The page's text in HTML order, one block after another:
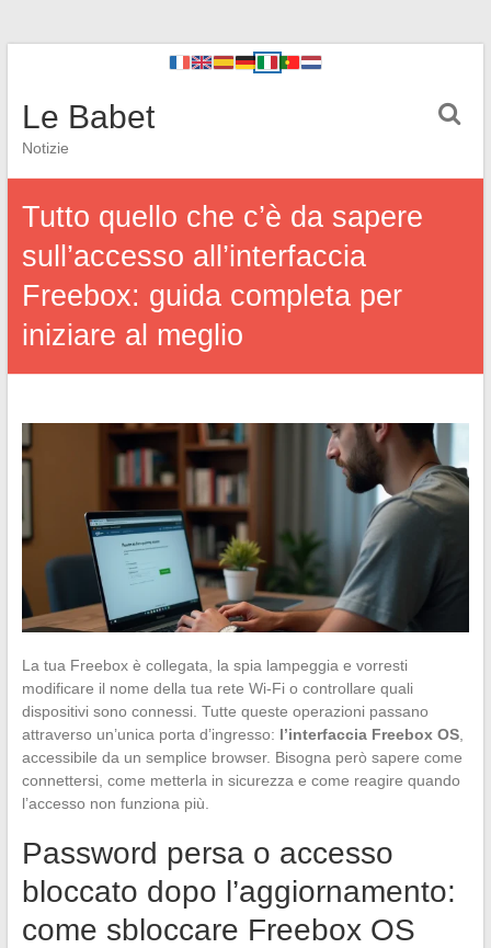
Le Babet
Notizie
Tutto quello che c’è da sapere
sull’accesso all’interfaccia
Freebox: guida completa per
iniziare al meglio
La tua Freebox è collegata, la spia lampeggia e vorresti
modificare il nome della tua rete Wi-Fi o controllare quali
dispositivi sono connessi. Tutte queste operazioni passano
attraverso un’unica porta d’ingresso: l’interfaccia Freebox OS,
accessibile da un semplice browser. Bisogna però sapere come
connettersi, come metterla in sicurezza e come reagire quando
l’accesso non funziona più.
Password persa o accesso
bloccato dopo l’aggiornamento:
come sbloccare Freebox OS